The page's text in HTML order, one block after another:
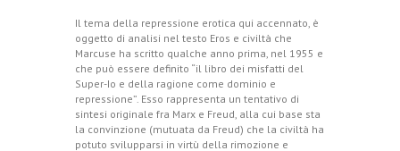
Il tema della repressione erotica qui accennato, è
oggetto di analisi nel testo Eros e civiltà che
Marcuse ha scritto qualche anno prima, nel 1955 e
che può essere definito “il libro dei misfatti del
Super-Io e della ragione come dominio e
repressione”. Esso rappresenta un tentativo di
sintesi originale fra Marx e Freud, alla cui base sta
la convinzione (mutuata da Freud) che la civiltà ha
potuto svilupparsi in virtù della rimozione e